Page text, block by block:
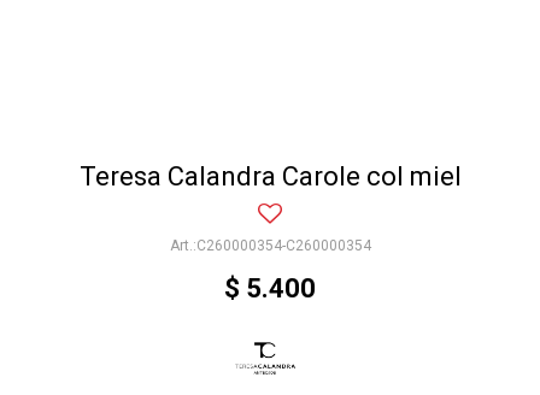
Teresa Calandra Carole col miel
C260000354-C260000354
$ 5.400